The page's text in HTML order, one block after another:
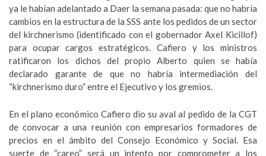
ya le habían adelantado a Daer la semana pasada: que no habría
cambios en la estructura de la SSS ante los pedidos de un sector
del kirchnerismo (identificado con el gobernador Axel Kicillof)
para ocupar cargos estratégicos. Cafiero y los ministros
ratificaron los dichos del propio Alberto quien se había
declarado garante de que no habría intermediación del
“kirchnerismo duro” entre el Ejecutivo y los gremios.
En el plano económico Cafiero dio su aval al pedido de la CGT
de convocar a una reunión con empresarios formadores de
precios en el ámbito del Consejo Económico y Social. Esa
suerte de “careo” será un intento por comprometer a los